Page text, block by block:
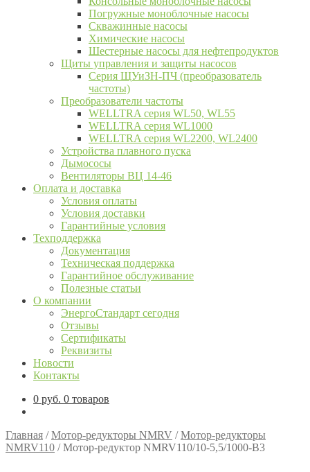
Погружные моноблочные насосы
Скважинные насосы
Химические насосы
Шестерные насосы для нефтепродуктов
Щиты управления и защиты насосов
Серия ЩУиЗН-ПЧ (преобразователь
частоты)
Преобразователи частоты
WELLTRA cерия WL50, WL55
WELLTRA cерия WL1000
WELLTRA серия WL2200, WL2400
Устройства плавного пуска
Дымососы
Вентиляторы ВЦ 14-46
Оплата и доставка
Условия оплаты
Условия доставки
Гарантийные условия
Техподдержка
Документация
Техническая поддержка
Гарантийное обслуживание
Полезные статьи
О компании
ЭнергоСтандарт сегодня
Отзывы
Сертификаты
Реквизиты
Новости
Контакты
0 руб. 0 товаров
Главная /Мотор-редукторы NMRV /Мотор-редукторы
NMRV110 /Мотор-редуктор NMRV110/10-5,5/1000-B3